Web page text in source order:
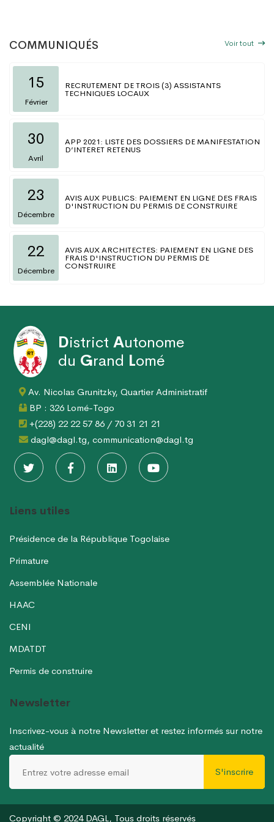
COMMUNIQUÉS Voir tout
15
Février
RECRUTEMENT DE TROIS (3) ASSISTANTS
TECHNIQUES LOCAUX
30
Avril
APP 2021: LISTE DES DOSSIERS DE MANIFESTATION
D’INTERET RETENUS
23
Décembre
AVIS AUX PUBLICS: PAIEMENT EN LIGNE DES FRAIS
D'INSTRUCTION DU PERMIS DE CONSTRUIRE
22
Décembre
AVIS AUX ARCHITECTES: PAIEMENT EN LIGNE DES
FRAIS D'INSTRUCTION DU PERMIS DE
CONSTRUIRE
District Autonome
du Grand Lomé
Av. Nicolas Grunitzky, Quartier Administratif
BP : 326 Lomé-Togo
+(228) 22 22 57 86 / 70 31 21 21
dagl@dagl.tg, communication@dagl.tg
Liens utiles
Présidence de la République Togolaise
Primature
Assemblée Nationale
HAAC
CENI
MDATDT
Permis de construire
Newsletter
Inscrivez-vous à notre Newsletter et restez informés sur notre
actualité
S'inscrire
Copyright © 2024 DAGL, Tous droits réservés